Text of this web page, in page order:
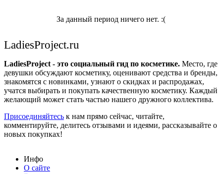
За данный период ничего нет. :(
LadiesProject.ru
LadiesProject - это социальный гид по косметике. Место, где
девушки обсуждают косметику, оценивают средства и бренды,
знакомятся с новинками, узнают о скидках и распродажах,
учатся выбирать и покупать качественную косметику. Каждый
желающий может стать частью нашего дружного коллектива.
Присоединяйтесь к нам прямо сейчас, читайте,
комментируйте, делитесь отзывами и идеями, рассказывайте о
новых покупках!
Инфо
О сайте